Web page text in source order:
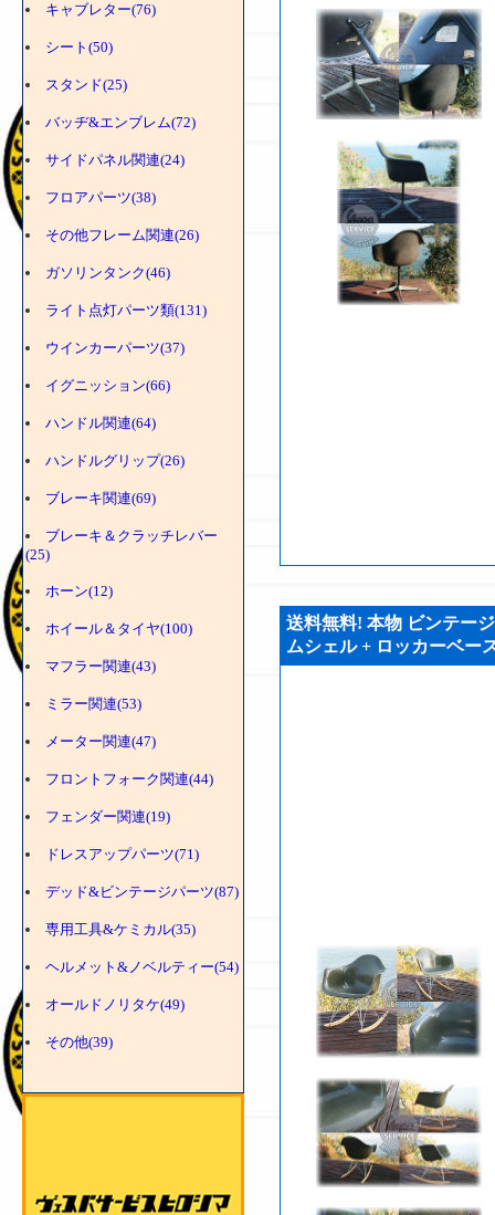
キャブレター(76)
シート(50)
スタンド(25)
バッヂ&エンブレム(72)
サイドパネル関連(24)
フロアパーツ(38)
その他フレーム関連(26)
ガソリンタンク(46)
ライト点灯パーツ類(131)
ウインカーパーツ(37)
イグニッション(66)
ハンドル関連(64)
ハンドルグリップ(26)
ブレーキ関連(69)
ブレーキ＆クラッチレバー
(25)
ホーン(12)
ホイール＆タイヤ(100)
マフラー関連(43)
ミラー関連(53)
メーター関連(47)
フロントフォーク関連(44)
フェンダー関連(19)
ドレスアップパーツ(71)
デッド&ビンテージパーツ(87)
専用工具&ケミカル(35)
ヘルメット&ノベルティー(54)
オールドノリタケ(49)
その他(39)
送料無料! 本物 ビンテー
ムシェル + ロッカーベー